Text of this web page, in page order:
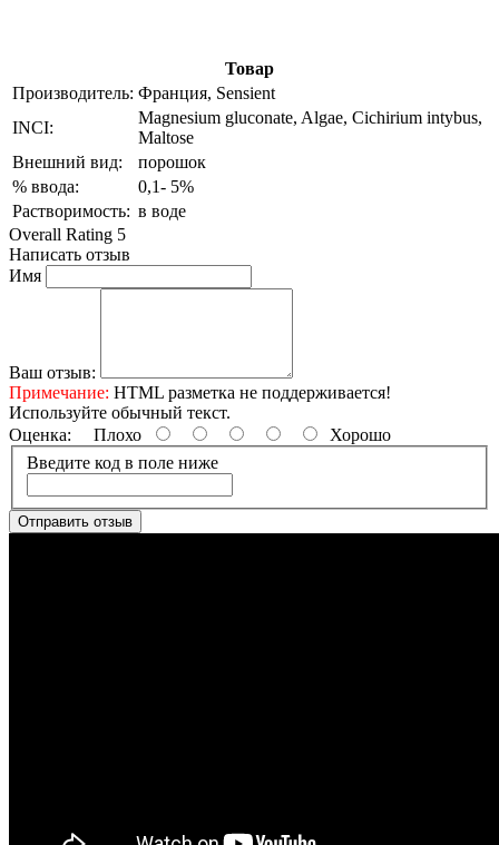
Товар
Производитель: Франция, Sensient
INCI:
Magnesium gluconate, Algae, Cichirium intybus,
Maltose
Внешний вид:
порошок
% ввода:
0,1- 5%
Растворимость: в воде
Overall Rating 5
Написать отзыв
Имя
Ваш отзыв:
Примечание: HTML разметка не поддерживается!
Используйте обычный текст.
Оценка: Плохо
Хорошо
Введите код в поле ниже
Отправить отзыв